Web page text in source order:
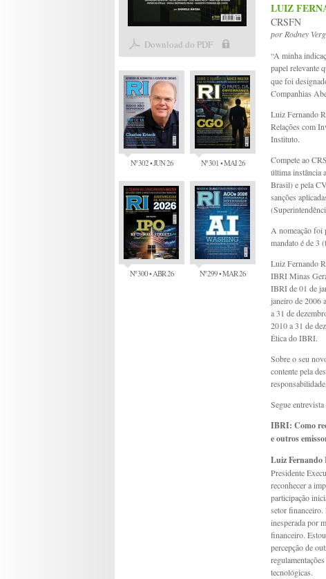
Download do PDF
Nº 302 • JUN 26 Nº 301 • MAI 26
Nº 300 • ABR 26 Nº 299 • MAR 26
LUIZ
CRSFN
porRodney
“A minha
papel relevante
que foi
Companhias
Luiz Fernando
Relações com
Instituto.
Compete ao
última instância
Brasil) e pela
sanções
A nomeação foi
mandato é de 3
Luiz Fernando
IBRI Minas
IBRI de 01 de
janeiro de 2006
a 31 de
2010 a 31 de
Ética do IBRI.
Sobre o seu
contente pela
Segue
IBRI: Como
e outros
Luiz Fernando
Presidente
reconhecer a
participação
setor financeiro.
inesperada por
financeiro.
percepção de
tecnológicas.